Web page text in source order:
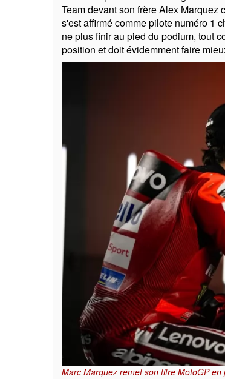
Team devant son frère Alex
s'est affirmé comme pilote numéro 1
ne plus finir au pied du podium, tout
position et doit évidemment faire
Marc Marquez remet son titre MotoGP en